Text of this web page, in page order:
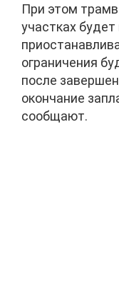
При этом
участках
ограничения
после
окончание
сообщают.